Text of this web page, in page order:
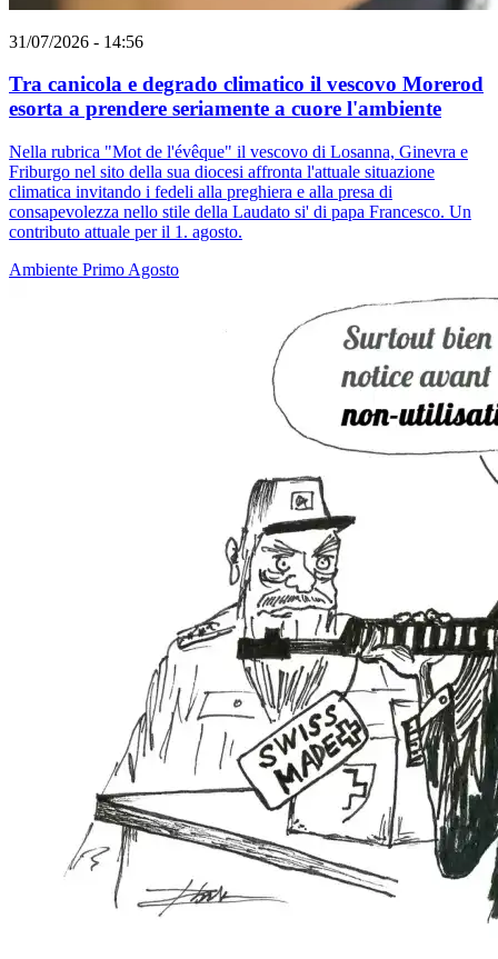
31/07/2026 - 14:56
Tra canicola e degrado climatico il vescovo Morerod
esorta a prendere seriamente a cuore l'ambiente
Nella rubrica "Mot de l'évêque" il vescovo di Losanna, Ginevra e
Friburgo nel sito della sua diocesi affronta l'attuale situazione
climatica invitando i fedeli alla preghiera e alla presa di
consapevolezza nello stile della Laudato si' di papa Francesco. Un
contributo attuale per il 1. agosto.
Ambiente Primo Agosto